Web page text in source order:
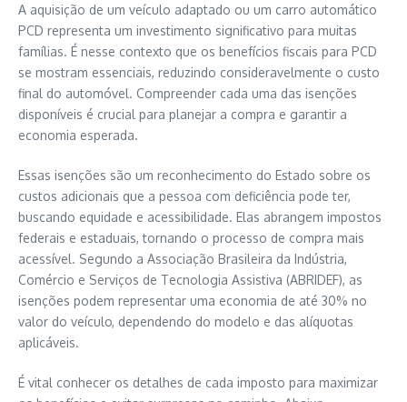
A aquisição de um veículo adaptado ou um carro automático
PCD representa um investimento significativo para muitas
famílias. É nesse contexto que os benefícios fiscais para PCD
se mostram essenciais, reduzindo consideravelmente o custo
final do automóvel. Compreender cada uma das isenções
disponíveis é crucial para planejar a compra e garantir a
economia esperada.
Essas isenções são um reconhecimento do Estado sobre os
custos adicionais que a pessoa com deficiência pode ter,
buscando equidade e acessibilidade. Elas abrangem impostos
federais e estaduais, tornando o processo de compra mais
acessível. Segundo a Associação Brasileira da Indústria,
Comércio e Serviços de Tecnologia Assistiva (ABRIDEF), as
isenções podem representar uma economia de até 30% no
valor do veículo, dependendo do modelo e das alíquotas
aplicáveis.
É vital conhecer os detalhes de cada imposto para maximizar